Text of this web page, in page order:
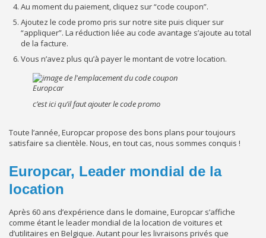
Au moment du paiement, cliquez sur “code coupon”.
Ajoutez le code promo pris sur notre site puis cliquer sur
“appliquer”. La réduction liée au code avantage s’ajoute au total
de la facture.
Vous n’avez plus qu’à payer le montant de votre location.
c’est ici qu’il faut ajouter le code promo
Toute l’année, Europcar propose des bons plans pour toujours
satisfaire sa clientèle. Nous, en tout cas, nous sommes conquis !
Europcar, Leader mondial de la
location
Après 60 ans d’expérience dans le domaine, Europcar s’affiche
comme étant le leader mondial de la location de voitures et
d’utilitaires en Belgique. Autant pour les livraisons privés que